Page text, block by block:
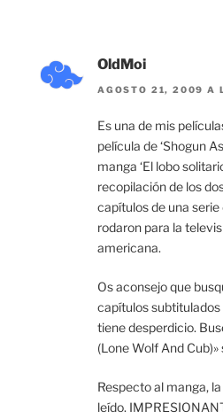
OldMoi
AGOSTO 21, 2009 A
Es una de mis
película de ‘Shogun
manga ‘El lobo
recopilación de los
capítulos de una
rodaron para la
americana.
Os aconsejo que
capítulos subtitulados
tiene desperdicio.
(Lone Wolf And
Respecto al manga,
leído.